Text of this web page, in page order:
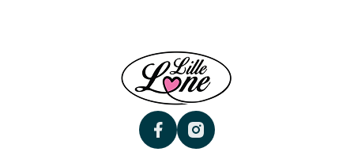
facebookinstagram